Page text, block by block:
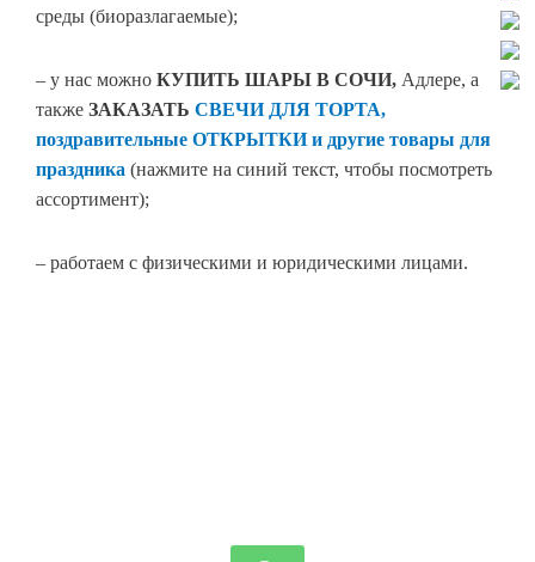
среды (биоразлагаемые);
– у нас можно КУПИТЬ ШАРЫ В СОЧИ, Адлере, а
также ЗАКАЗАТЬ СВЕЧИ ДЛЯ ТОРТА,
поздравительные ОТКРЫТКИ и другие товары для
праздника (нажмите на синий текст, чтобы посмотреть
ассортимент);
– работаем с физическими и юридическими лицами.